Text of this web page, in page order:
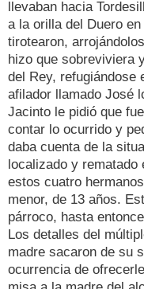
llevaban hacia
a la orilla del Duero
tirotearon,
hizo que sobreviviera
del Rey, refugiándose
afilador llamado José
Jacinto le pidió que
contar lo ocurrido y
daba cuenta de la
localizado y rematado
estos cuatro
menor, de 13 años.
párroco, hasta
Los detalles del
madre sacaron de su
ocurrencia de